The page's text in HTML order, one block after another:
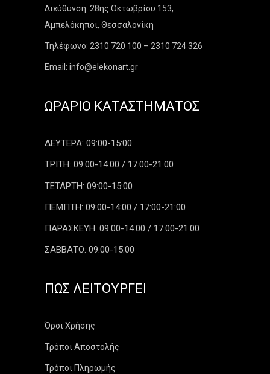
Διεύθυνση: 28ης Οκτωβρίου 153,
Αμπελόκηποι, Θεσσαλονίκη
Τηλέφωνο: 2310 720 100 – 2310 724 326
Email: info@elekonart.gr
ΩΡΆΡΙΟ ΚΑΤΑΣΤΉΜΑΤΟΣ
ΔΕΥΤΕΡΑ: 09:00-15:00
ΤΡΙΤΗ: 09:00-14:00 / 17:00-21:00
ΤΕΤΑΡΤΗ: 09:00-15:00
ΠΕΜΠΤΗ: 09:00-14:00 / 17:00-21:00
ΠΑΡΑΣΚΕΥΗ: 09:00-14:00 / 17:00-21:00
ΣΑΒΒΑΤΟ: 09:00-15:00
ΠΏΣ ΛΕΙΤΟΥΡΓΕΊ
Όροι Χρήσης
Τρόποι Αποστολής
Τρόποι Πληρωμής